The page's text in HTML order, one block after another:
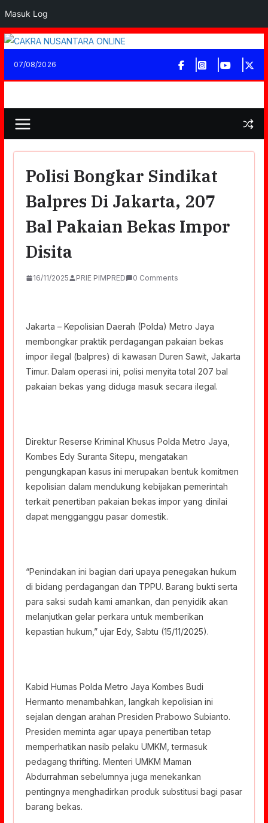
Masuk Log
Skip
content
07/08/2026
Polisi Bongkar Sindikat
Balpres Di Jakarta, 207
Bal Pakaian Bekas Impor
Disita
16/11/2025 PRIE PIMPRED 0 Comments
Jakarta – Kepolisian Daerah (Polda) Metro Jaya
membongkar praktik perdagangan pakaian bekas
impor ilegal (balpres) di kawasan Duren Sawit, Jakarta
Timur. Dalam operasi ini, polisi menyita total 207 bal
pakaian bekas yang diduga masuk secara ilegal.
Direktur Reserse Kriminal Khusus Polda Metro Jaya,
Kombes Edy Suranta Sitepu, mengatakan
pengungkapan kasus ini merupakan bentuk komitmen
kepolisian dalam mendukung kebijakan pemerintah
terkait penertiban pakaian bekas impor yang dinilai
dapat mengganggu pasar domestik.
“Penindakan ini bagian dari upaya penegakan hukum
di bidang perdagangan dan TPPU. Barang bukti serta
para saksi sudah kami amankan, dan penyidik akan
melanjutkan gelar perkara untuk memberikan
kepastian hukum,” ujar Edy, Sabtu (15/11/2025).
Kabid Humas Polda Metro Jaya Kombes Budi
Hermanto menambahkan, langkah kepolisian ini
sejalan dengan arahan Presiden Prabowo Subianto.
Presiden meminta agar upaya penertiban tetap
memperhatikan nasib pelaku UMKM, termasuk
pedagang thrifting. Menteri UMKM Maman
Abdurrahman sebelumnya juga menekankan
pentingnya menghadirkan produk substitusi bagi pasar
barang bekas.